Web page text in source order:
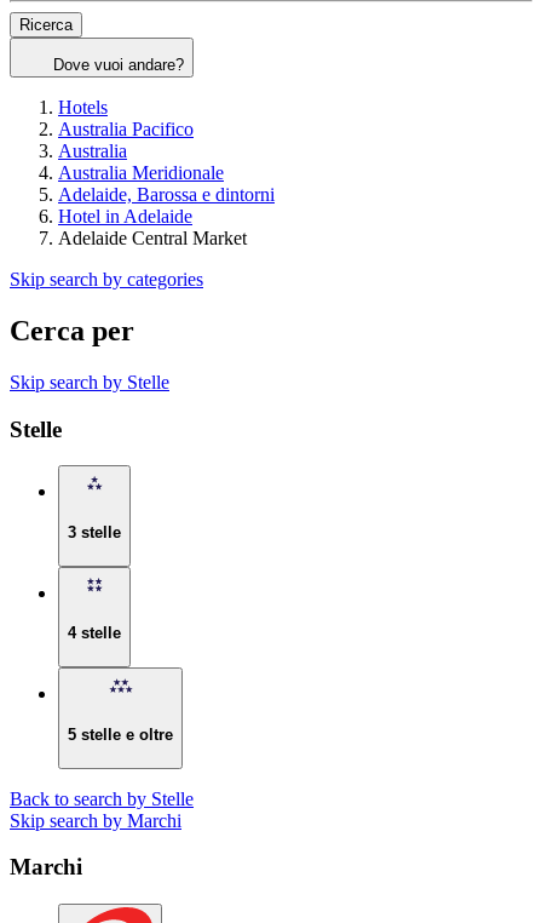
Ricerca
Dove vuoi andare?
Hotels
Australia Pacifico
Australia
Australia Meridionale
Adelaide, Barossa e dintorni
Hotel in Adelaide
Adelaide Central Market
Skip search by categories
Cerca per
Skip search by Stelle
Stelle
3 stelle
4 stelle
5 stelle e oltre
Back to search by Stelle
Skip search by Marchi
Marchi